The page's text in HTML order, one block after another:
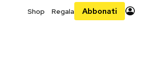
Shop Regala Abbonati